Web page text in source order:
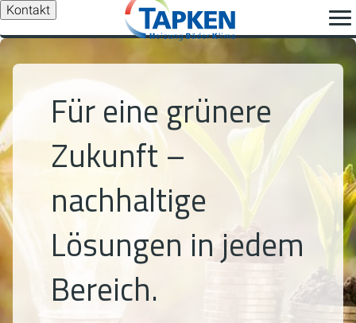
Kontakt
Für eine grünere
Zukunft –
nachhaltige
Lösungen in jedem
Bereich.